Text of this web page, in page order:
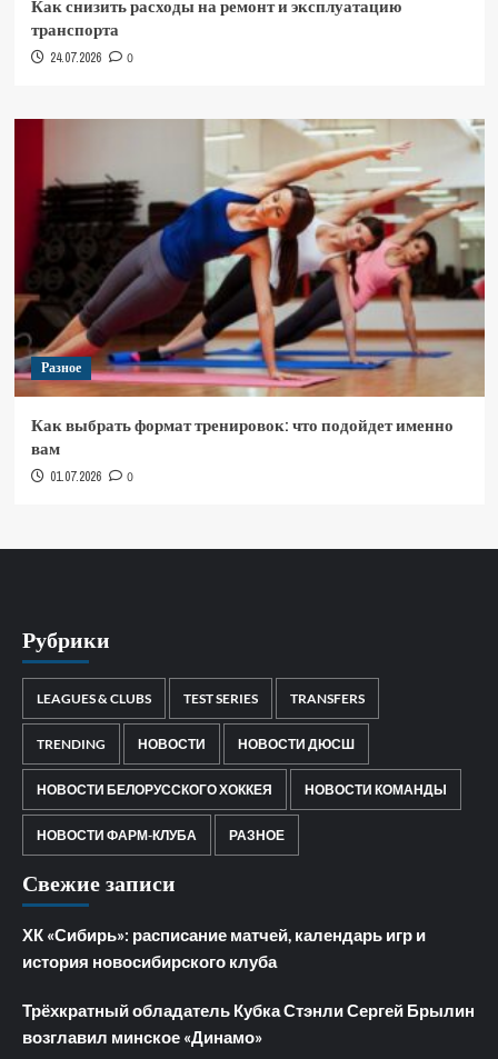
Как снизить расходы на ремонт и эксплуатацию
транспорта
24.07.2026 0
Разное
Как выбрать формат тренировок: что подойдет именно
вам
01.07.2026 0
Рубрики
LEAGUES & CLUBS TEST SERIES TRANSFERS
TRENDING НОВОСТИ НОВОСТИ ДЮСШ
НОВОСТИ БЕЛОРУССКОГО ХОККЕЯ НОВОСТИ КОМАНДЫ
НОВОСТИ ФАРМ-КЛУБА РАЗНОЕ
Свежие записи
ХК «Сибирь»: расписание матчей, календарь игр и
история новосибирского клуба
Трёхкратный обладатель Кубка Стэнли Сергей Брылин
возглавил минское «Динамо»